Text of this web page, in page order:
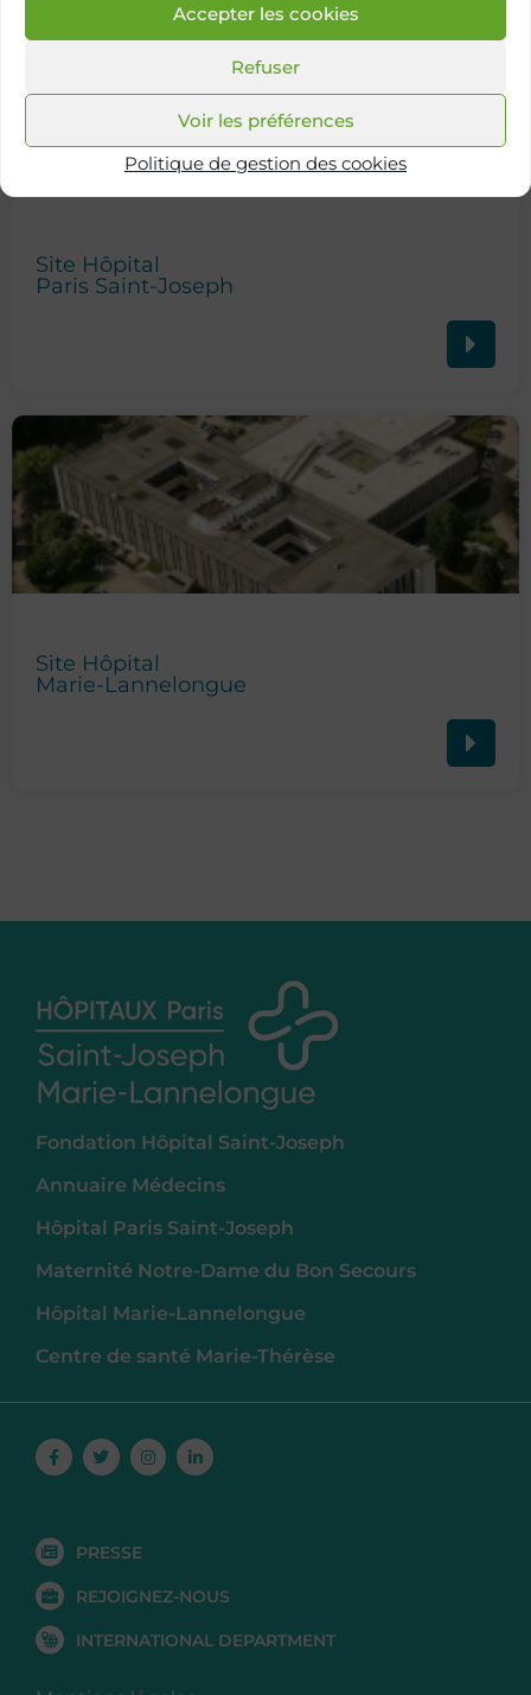
Accepter les cookies
Refuser
Voir les préférences
Politique de gestion des cookies
Site Hôpital
Paris Saint-Joseph
Site Hôpital
Marie-Lannelongue
Fondation Hôpital Saint-Joseph
Annuaire Médecins
Hôpital Paris Saint-Joseph
Maternité Notre-Dame du Bon Secours
Hôpital Marie-Lannelongue
Centre de santé Marie-Thérèse
Facebook-
f
TwitterInstagramLinkedin-
in
PRESSE
REJOIGNEZ-NOUS
INTERNATIONAL DEPARTMENT